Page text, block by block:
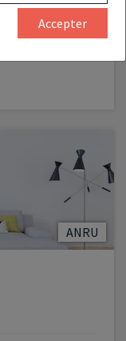
du T1 au T4
ANRU
Accepter